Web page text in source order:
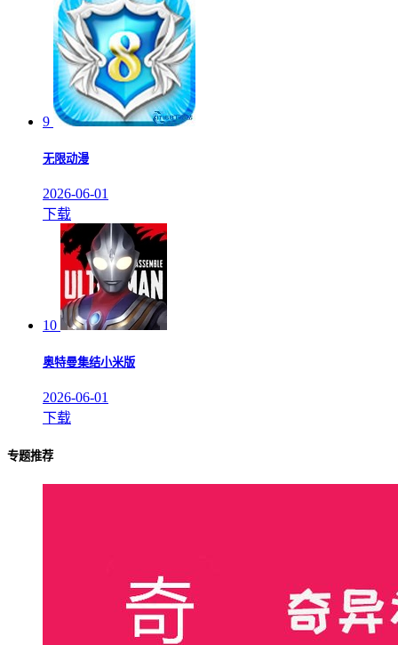
9
无限动漫
2026-06-01
下载
10
奥特曼集结小米版
2026-06-01
下载
专题推荐